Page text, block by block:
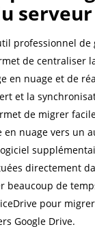
serveur
professionnel de
de centraliser
en nuage et de
et la
de migrer
en nuage vers un
directement
beaucoup de
pour
Google Drive.